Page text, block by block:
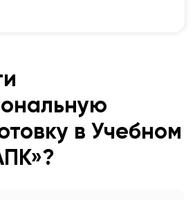
в Учебном